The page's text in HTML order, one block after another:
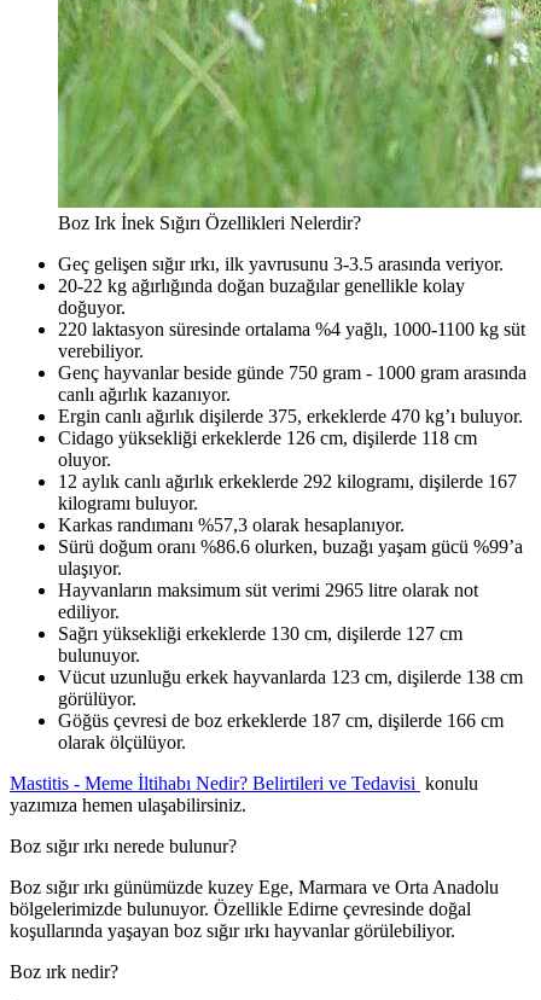
Boz Irk İnek Sığırı Özellikleri Nelerdir?
Geç gelişen sığır ırkı, ilk yavrusunu 3-3.5 arasında veriyor.
20-22 kg ağırlığında doğan buzağılar genellikle kolay
doğuyor.
220 laktasyon süresinde ortalama %4 yağlı, 1000-1100 kg süt
verebiliyor.
Genç hayvanlar beside günde 750 gram - 1000 gram arasında
canlı ağırlık kazanıyor.
Ergin canlı ağırlık dişilerde 375, erkeklerde 470 kg’ı buluyor.
Cidago yüksekliği erkeklerde 126 cm, dişilerde 118 cm
oluyor.
12 aylık canlı ağırlık erkeklerde 292 kilogramı, dişilerde 167
kilogramı buluyor.
Karkas randımanı %57,3 olarak hesaplanıyor.
Sürü doğum oranı %86.6 olurken, buzağı yaşam gücü %99’a
ulaşıyor.
Hayvanların maksimum süt verimi 2965 litre olarak not
ediliyor.
Sağrı yüksekliği erkeklerde 130 cm, dişilerde 127 cm
bulunuyor.
Vücut uzunluğu erkek hayvanlarda 123 cm, dişilerde 138 cm
görülüyor.
Göğüs çevresi de boz erkeklerde 187 cm, dişilerde 166 cm
olarak ölçülüyor.
Mastitis - Meme İltihabı Nedir? Belirtileri ve Tedavisi konulu
yazımıza hemen ulaşabilirsiniz.
Boz sığır ırkı nerede bulunur?
Boz sığır ırkı günümüzde kuzey Ege, Marmara ve Orta Anadolu
bölgelerimizde bulunuyor. Özellikle Edirne çevresinde doğal
koşullarında yaşayan boz sığır ırkı hayvanlar görülebiliyor.
Boz ırk nedir?